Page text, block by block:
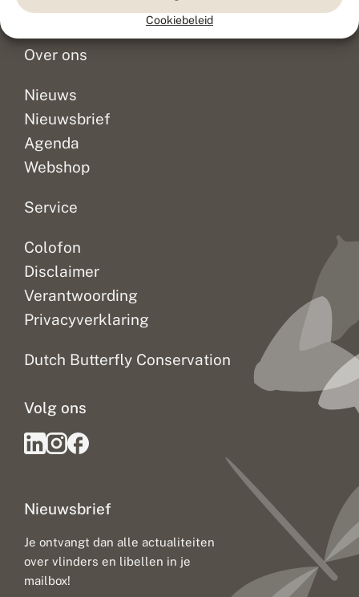
Cookiebeleid
Doneer
Over ons
Nieuws
Nieuwsbrief
Agenda
Webshop
Service
Colofon
Disclaimer
Verantwoording
Privacyverklaring
Dutch Butterfly Conservation
Nieuwsbrief
Je ontvangt dan alle actualiteiten
over vlinders en libellen in je
mailbox!
Volg ons